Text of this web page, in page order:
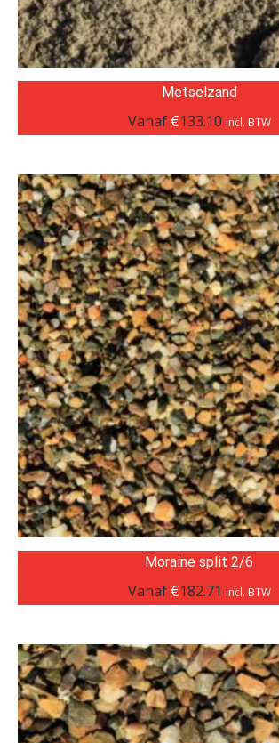
Metselzand
Vanaf €133.10 incl. BTW
Moraine split 2/6
Vanaf €182.71 incl. BTW